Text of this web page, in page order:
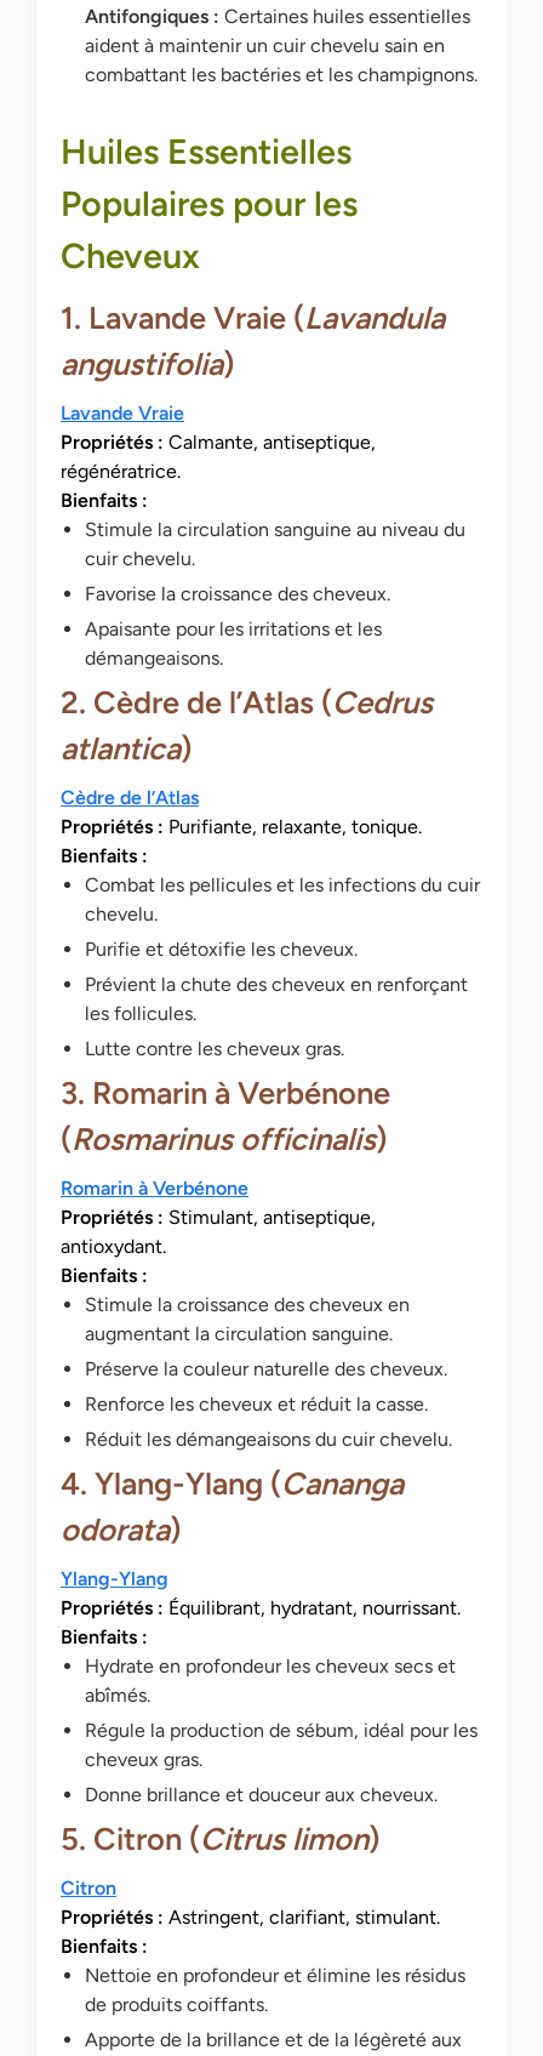
Antifongiques : Certaines huiles essentielles
aident à maintenir un cuir chevelu sain en
combattant les bactéries et les champignons.
Huiles Essentielles
Populaires pour les
Cheveux
1. Lavande Vraie (Lavandula
angustifolia)
Lavande Vraie
Propriétés : Calmante, antiseptique,
régénératrice.
Bienfaits :
Stimule la circulation sanguine au niveau du
cuir chevelu.
Favorise la croissance des cheveux.
Apaisante pour les irritations et les
démangeaisons.
2. Cèdre de l’Atlas (Cedrus
atlantica)
Cèdre de l’Atlas
Propriétés : Purifiante, relaxante, tonique.
Bienfaits :
Combat les pellicules et les infections du cuir
chevelu.
Purifie et détoxifie les cheveux.
Prévient la chute des cheveux en renforçant
les follicules.
Lutte contre les cheveux gras.
3. Romarin à Verbénone
(Rosmarinus officinalis)
Romarin à Verbénone
Propriétés : Stimulant, antiseptique,
antioxydant.
Bienfaits :
Stimule la croissance des cheveux en
augmentant la circulation sanguine.
Préserve la couleur naturelle des cheveux.
Renforce les cheveux et réduit la casse.
Réduit les démangeaisons du cuir chevelu.
4. Ylang-Ylang (Cananga
odorata)
Ylang-Ylang
Propriétés : Équilibrant, hydratant, nourrissant.
Bienfaits :
Hydrate en profondeur les cheveux secs et
abîmés.
Régule la production de sébum, idéal pour les
cheveux gras.
Donne brillance et douceur aux cheveux.
5. Citron (Citrus limon)
Citron
Propriétés : Astringent, clarifiant, stimulant.
Bienfaits :
Nettoie en profondeur et élimine les résidus
de produits coiffants.
Apporte de la brillance et de la légèreté aux